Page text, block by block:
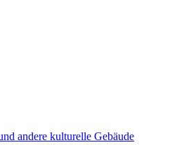
andere kulturelle Gebäude